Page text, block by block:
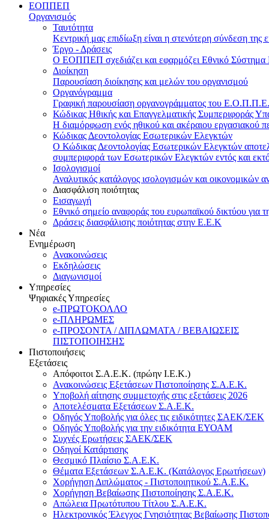
ΕΟΠΠΕΠ
Οργανισμός
Ταυτότητα
Κεντρική μας επιδίωξη είναι η στενότερη σύνδεση της
Έργο - Δράσεις
Ο ΕΟΠΠΕΠ σχεδιάζει και εφαρμόζει Eθνικό Σύστημα
Διοίκηση
Παρουσίαση διοίκησης και μελών του οργανισμού
Οργανόγραμμα
Γραφική παρουσίαση οργανογράμματος του
Κώδικας Ηθικής και Επαγγελματικής Συμπεριφοράς
Η διαμόρφωση ενός ηθικού και ακέραιου εργασιακού
Κώδικας Δεοντολογίας Εσωτερικών Ελεγκτών
Ο Κώδικας Δεοντολογίας Εσωτερικών Ελεγκτών
συμπεριφορά των Εσωτερικών Ελεγκτών εντός και
Ισολογισμοί
Αναλυτικός κατάλογος ισολογισμών και οικονομικών
Διασφάλιση ποιότητας
Εισαγωγή
Εθνικό σημείο αναφοράς του ευρωπαϊκού δικτύου για
Δράσεις διασφάλισης ποιότητας στην Ε.Ε.Κ
Νέα
Ενημέρωση
Ανακοινώσεις
Εκδηλώσεις
Διαγωνισμοί
Υπηρεσίες
Ψηφιακές Υπηρεσίες
e-ΠΡΩΤΟΚΟΛΛΟ
e-ΠΛΗΡΩΜΕΣ
e-ΠΡΟΣΟΝΤΑ / ΔΙΠΛΩΜΑΤΑ / ΒΕΒΑΙΩΣΕΙΣ
ΠΙΣΤΟΠΟΙΗΣΗΣ
Πιστοποιήσεις
Εξετάσεις
Απόφοιτοι Σ.Α.Ε.Κ. (πρώην Ι.Ε.Κ.)
Ανακοινώσεις Εξετάσεων Πιστοποίησης Σ.Α.Ε.Κ.
Υποβολή αίτησης συμμετοχής στις εξετάσεις 2026
Αποτελέσματα Εξετάσεων Σ.Α.Ε.Κ.
Οδηγός Υποβολής για όλες τις ειδικότητες ΣΑΕΚ/ΣΕΚ
Οδηγός Υποβολής για την ειδικότητα ΕΥΟΑΜ
Συχνές Ερωτήσεις ΣΑΕΚ/ΣΕΚ
Οδηγοί Κατάρτισης
Θεσμικό Πλαίσιο Σ.Α.Ε.Κ.
Θέματα Εξετάσεων Σ.Α.Ε.Κ. (Κατάλογος Ερωτήσεων)
Χορήγηση Διπλώματος - Πιστοποιητικού Σ.Α.Ε.Κ.
Χορήγηση Βεβαίωσης Πιστοποίησης Σ.Α.Ε.Κ.
Απώλεια Πρωτότυπου Τίτλου Σ.Α.Ε.Κ.
Ηλεκτρονικός Έλεγχος Γνησιότητας Βεβαίωσης